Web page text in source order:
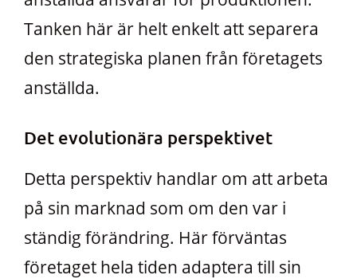
Tanken här är helt enkelt att separera
den strategiska planen från företagets
anställda.
Det evolutionära perspektivet
Detta perspektiv handlar om att arbeta
på sin marknad som om den var i
ständig förändring. Här förväntas
företaget hela tiden adaptera till sin